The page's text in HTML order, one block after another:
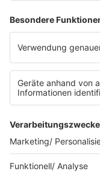
Impressum